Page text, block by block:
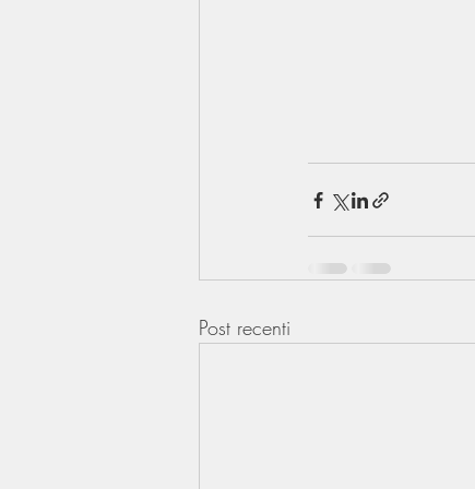
Post recenti